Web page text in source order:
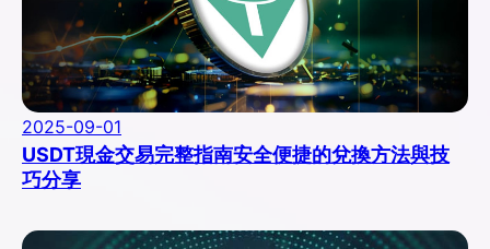
2025-09-01
USDT現金交易完整指南安全便捷的兌換方法與技
巧分享